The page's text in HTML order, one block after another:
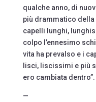
qualche anno, di
più drammatico della
capelli lunghi,
colpo l’ennesimo
vita ha prevalso e i
lisci, liscissimi e più
ero cambiata dentro”.
—